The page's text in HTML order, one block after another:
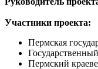
Участники проекта:
Пермская
Пермский